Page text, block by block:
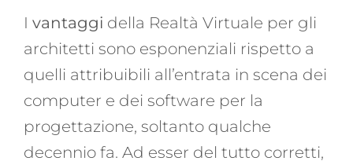
I vantaggi della Realtà Virtuale per gli
architetti sono esponenziali rispetto a
quelli attribuibili all’entrata in scena dei
computer e dei software per la
progettazione, soltanto qualche
decennio fa. Ad esser del tutto corretti,